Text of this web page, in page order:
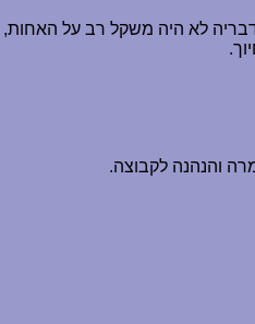
לא היה משקל רב על האחות,
והנהנה לקבוצה.